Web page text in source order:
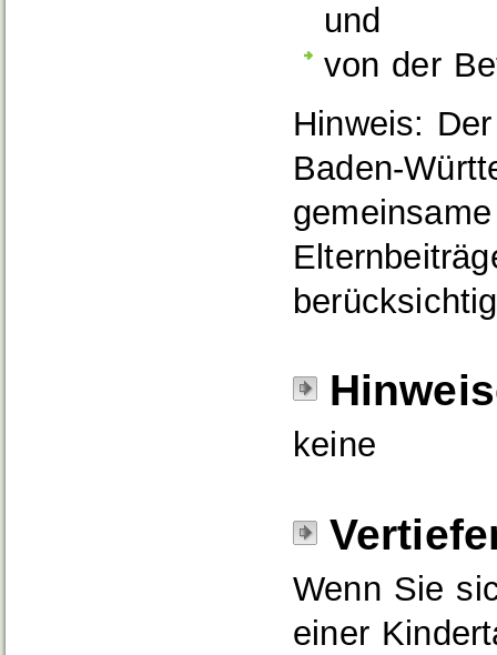
und
von der
Hinweis:
Baden-
keine
Wenn Sie
einer